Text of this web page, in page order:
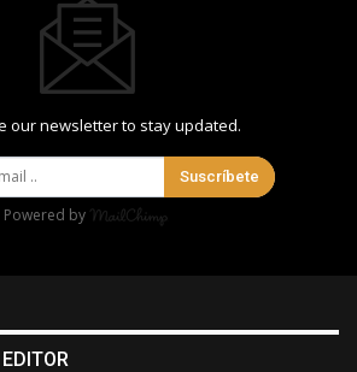
our newsletter to stay updated.
Suscríbete
Powered by